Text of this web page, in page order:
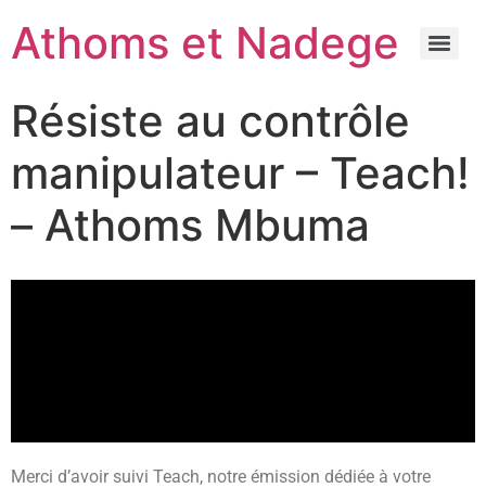
Athoms et Nadege
Résiste au contrôle
manipulateur – Teach!
– Athoms Mbuma
Merci d’avoir suivi Teach, notre émission dédiée à votre